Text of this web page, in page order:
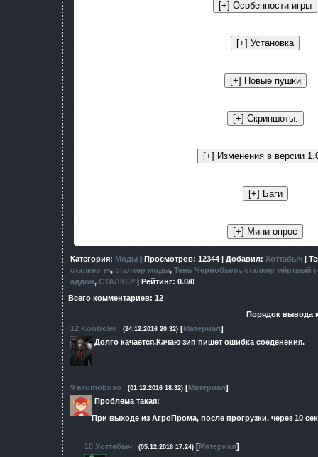
Категория: Моды | Просмотров: 12344 | Добавил: Хоттабыч |
сталкер тч, сталкер моды, Тень Чернобыля, сталкер мёртвый
аддон, СТАЛКЕР | Рейтинг: 0.0/0
Всего комментариев: 12
Порядок вывода
12 Kontroler (24.12.2016 20:32) [Материал]
Долго качается.Качаю зип пишет ошибка соеденения.
9 akumobuso (01.12.2016 18:32) [Материал]
Проблема такая:
При выходе из АгроПрома, после прогрузки, через 10
10 Хоттабыч (05.12.2016 17:24) [Материал]